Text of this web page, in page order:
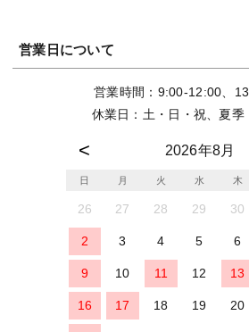
営業日について
営業時間：9:00-12:00、
休業日：土・日・祝、夏季
2026年8月
日 月 火 水 木
26 27 28 29 30
2 3 4 5 6
9 10 11 12 13
16 17 18 19 20